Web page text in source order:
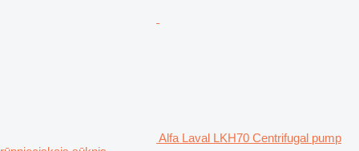
Alfa Laval LKH70 Centrifugal pump